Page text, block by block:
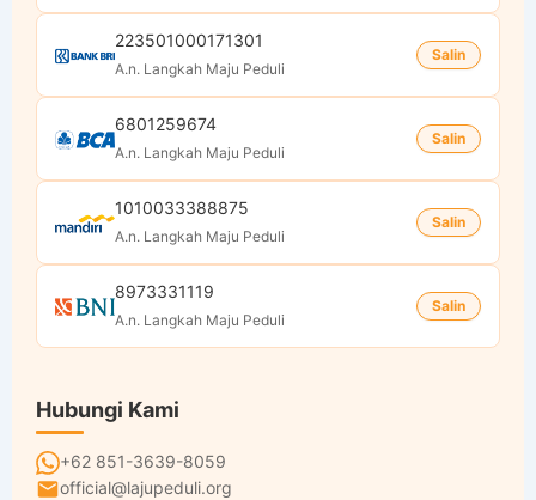
223501000171301
A.n. Langkah Maju Peduli
Salin
6801259674
A.n. Langkah Maju Peduli
Salin
1010033388875
A.n. Langkah Maju Peduli
Salin
8973331119
A.n. Langkah Maju Peduli
Salin
Hubungi Kami
+62 851-3639-8059
official@lajupeduli.org